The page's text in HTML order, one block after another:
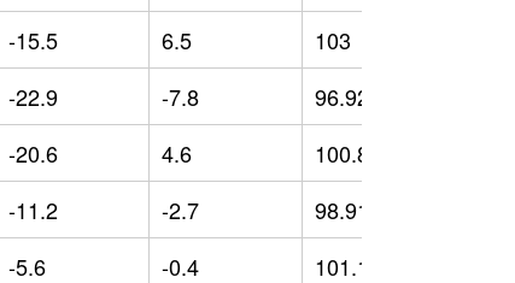
-15.5 6.5 103
-22.9 -7.8 96.92
-20.6 4.6 100.84
-11.2 -2.7 98.91
-5.6 -0.4 101.16